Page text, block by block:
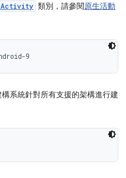
類別，請參閱原生活動
系統針對所有支援的架構進行建